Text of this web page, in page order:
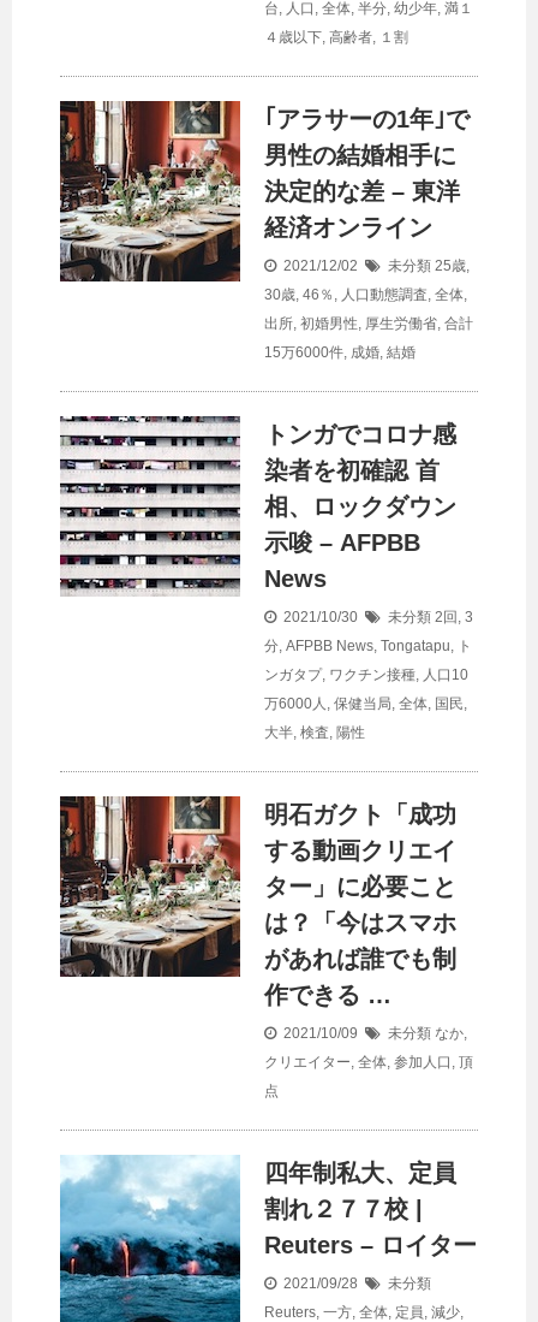
台, 人口 , 全体, 半分, 幼少年, 満１
４歳以下, 高齢者, １割
｢アラサーの1年｣で
男性の結婚相手に
決定的な差 – 東洋
経済オンライン
2021/12/02 未分類 25歳,
30歳, 46％ , 人口動態調査, 全体,
出所, 初婚男性, 厚生労働省, 合計
15万6000件, 成婚, 結婚
トンガでコロナ感
染者を初確認 首
相、ロックダウン
示唆 – AFPBB
News
2021/10/30 未分類 2回 , 3
分, AFPBB News, Tongatapu, ト
ンガタプ, ワクチン接種, 人口10
万6000人 , 保健当局, 全体, 国民,
大半, 検査, 陽性
明石ガクト「成功
する動画クリエイ
ター」に必要こと
は？「今はスマホ
があれば誰でも制
作できる …
2021/10/09 未分類 なか,
クリエイター, 全体, 参加人口 , 頂
点
四年制私大、定員
割れ２７７校 |
Reuters – ロイター
2021/09/28
未分類
Reuters, 一方, 全体, 定員, 減少,